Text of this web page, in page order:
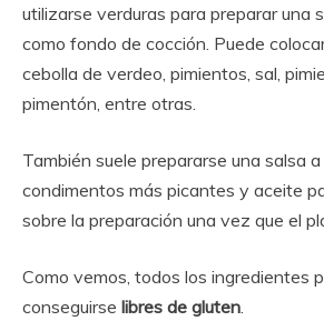
utilizarse verduras para preparar una
como fondo de cocción. Puede
cebolla de verdeo, pimientos, sal,
pimentón, entre otras.
También suele prepararse una salsa
condimentos más picantes y aceite
sobre la preparación una vez que el
Como vemos, todos los ingredientes
conseguirse libres de gluten